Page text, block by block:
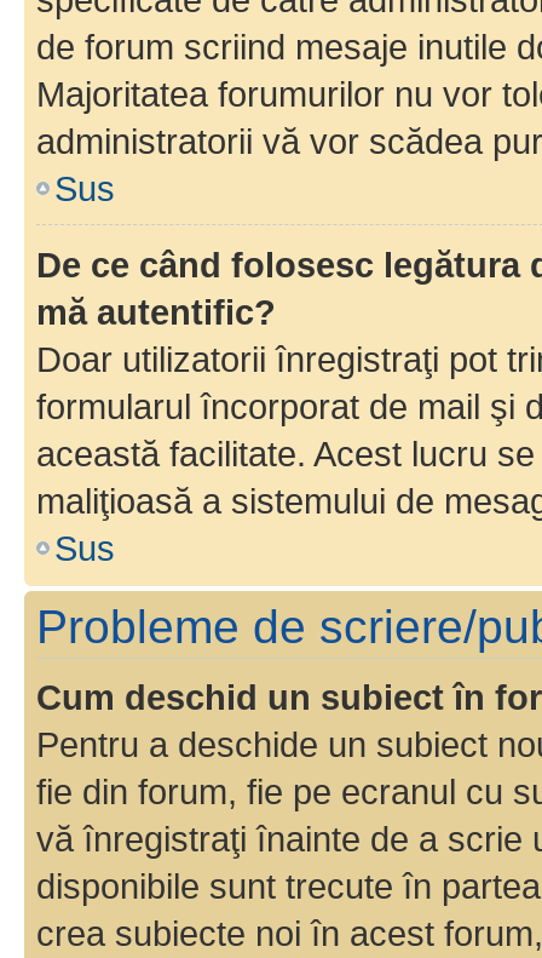
de forum scriind mesaje inutile
Majoritatea forumurilor nu vor
administratorii vă vor scădea
Sus
De ce când folosesc
mă autentific?
Doar utilizatorii înregistraţi pot
formularul încorporat de mail şi
această facilitate. Acest lucru
maliţioasă a sistemului de
Sus
Probleme de scriere/
Cum deschid un subiect în
Pentru a deschide un subiect
fie din forum, fie pe ecranul cu
vă înregistraţi înainte de a scrie
disponibile sunt trecute în
crea subiecte noi în acest